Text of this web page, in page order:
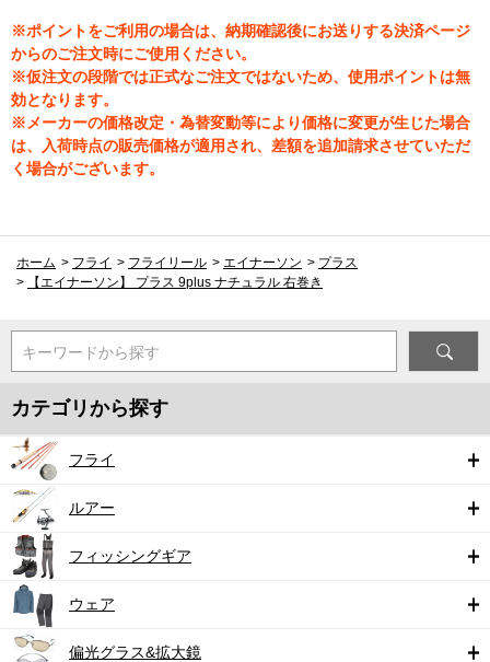
※ポイントをご利用の場合は、納期確認後にお送りする決済ページ
からのご注文時にご使用ください。
※仮注文の段階では正式なご注文ではないため、使用ポイントは無
効となります。
※メーカーの価格改定・為替変動等により価格に変更が生じた場合
は、入荷時点の販売価格が適用され、差額を追加請求させていただ
く場合がございます。
ホーム > フライ > フライリール > エイナーソン > プラス
>
【エイナーソン】 プラス 9plus ナチュラル 右巻き
キーワードから探す
カテゴリから探す
フライ
ルアー
フィッシングギア
ウェア
偏光グラス&拡大鏡